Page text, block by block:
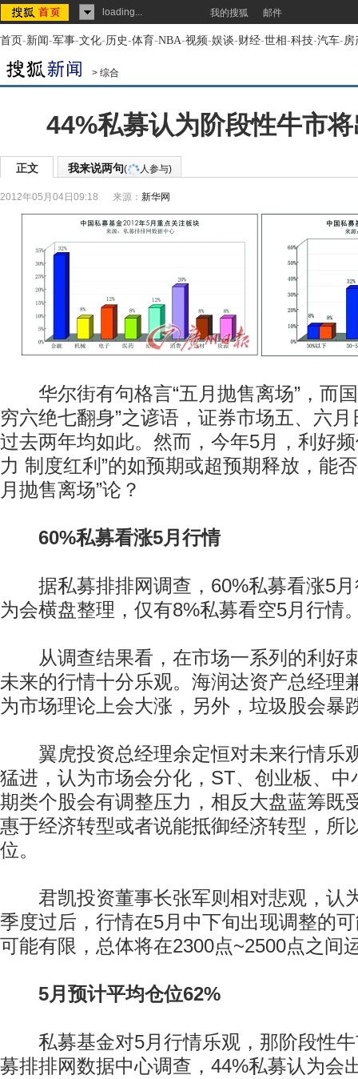
loading... 我的搜狐 邮件
首页-新闻-军事-文化-历史-体育-NBA-视频-娱谈-财经-世相-科技-汽车-房
> 综合
44%私募认为阶段性牛市
正文 我来说两句( 人参与)
2012年05月04日09:18 来源： 新华网
华尔街有句格言“五月抛售离场”，而国
穷六绝七翻身”之谚语，证券市场五、六
过去两年均如此。然而，今年5月，利好
力 制度红利”的如预期或超预期释放，能
月抛售离场”论？
60%私募看涨5月行情
据私募排排网调查，60%私募看涨5月
为会横盘整理，仅有8%私募看空5月行情
从调查结果看，在市场一系列的利好
未来的行情十分乐观。海润达资产总经理
为市场理论上会大涨，另外，垃圾股会暴
翼虎投资总经理余定恒对未来行情乐
猛进，认为市场会分化，ST、创业板、中
期类个股会有调整压力，相反大盘蓝筹既
惠于经济转型或者说能抵御经济转型，所
位。
君凯投资董事长张军则相对悲观，认
季度过后，行情在5月中下旬出现调整的
可能有限，总体将在2300点~2500点之间
5月预计平均仓位62%
私募基金对5月行情乐观，那阶段性牛
募排排网数据中心调查，44%私募认为会